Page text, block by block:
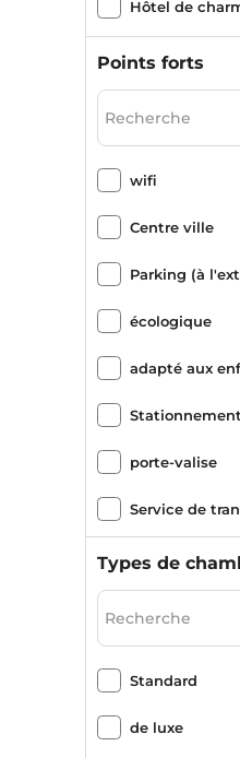
Hôtel de
Points forts
wifi
Centre ville
écologique
adapté aux
porte-valise
paysage marin
Salle de petit
Types de
Standard
de luxe